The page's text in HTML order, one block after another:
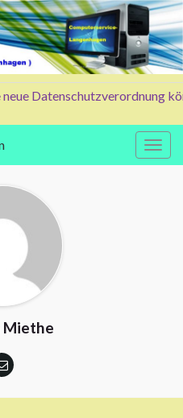
Datenschutzverordnung
Miethe